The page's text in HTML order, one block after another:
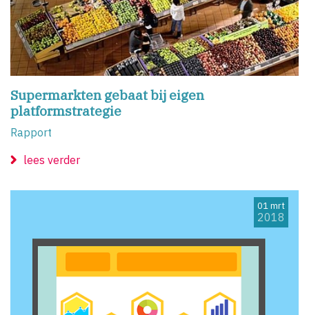
Supermarkten gebaat bij eigen
platformstrategie
Rapport
lees verder
01 mrt
2018